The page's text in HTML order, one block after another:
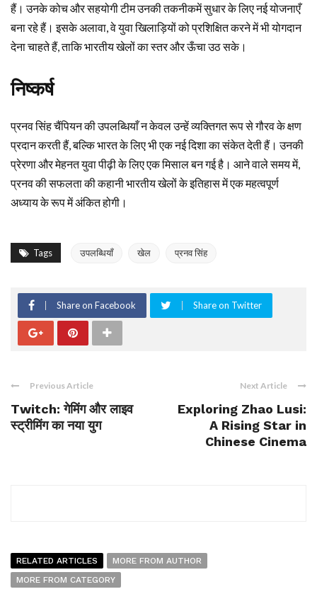
हैं। उनके कोच और सहयोगी टीम उनकी तकनीकमें सुधार के लिए नई योजनाएँ
बना रहे हैं। इसके अलावा, वे युवा खिलाड़ियों को प्रशिक्षित करने में भी योगदान
देना चाहते हैं, ताकि भारतीय खेलों का स्तर और ऊँचा उठ सके।
निष्कर्ष
प्रनव सिंह चैंपियन की उपलब्धियाँ न केवल उन्हें व्यक्तिगत रूप से गौरव के क्षण
प्रदान करती हैं, बल्कि भारत के लिए भी एक नई दिशा का संकेत देती हैं। उनकी
प्रेरणा और मेहनत युवा पीढ़ी के लिए एक मिसाल बन गई है। आने वाले समय में,
प्रनव की सफलता की कहानी भारतीय खेलों के इतिहास में एक महत्वपूर्ण
अध्याय के रूप में अंकित होगी।
Tags उपलब्धियाँ खेल प्रनव सिंह
Share on Facebook Share on Twitter
Previous Article
Twitch: गेमिंग और लाइव
स्ट्रीमिंग का नया युग
Next Article
Exploring Zhao Lusi:
A Rising Star in
Chinese Cinema
RELATED ARTICLES
MORE FROM AUTHOR
MORE FROM CATEGORY